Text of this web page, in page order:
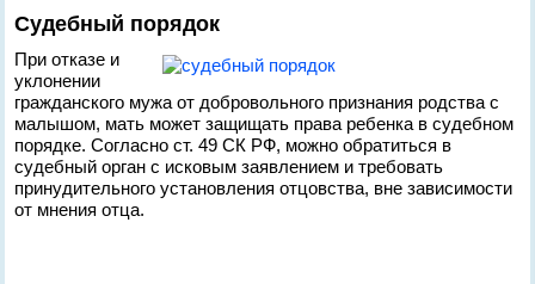
Судебный порядок
При отказе и
уклонении
гражданского мужа от добровольного признания родства с
малышом, мать может защищать права ребенка в судебном
порядке. Согласно ст. 49 СК РФ, можно обратиться в
судебный орган с исковым заявлением и требовать
принудительного установления отцовства, вне зависимости
от мнения отца.